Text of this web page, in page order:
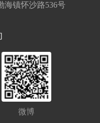
海镇怀沙路536号
微博